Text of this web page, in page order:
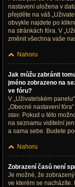
nastavení uložena v
přejděte na váš
obvykle najdete po
na stránkách fóra. V
změnit všechna vaše
Nahoru
Jak můžu zabránit
jméno zobrazeno na
ve fóru?
V „Uživatelském
„Obecné nastavení
stav. Pokud u této
na seznamu viditelní
a sama sebe. Budete
Nahoru
Zobrazení časů není
Je možné, že
ve kterém se